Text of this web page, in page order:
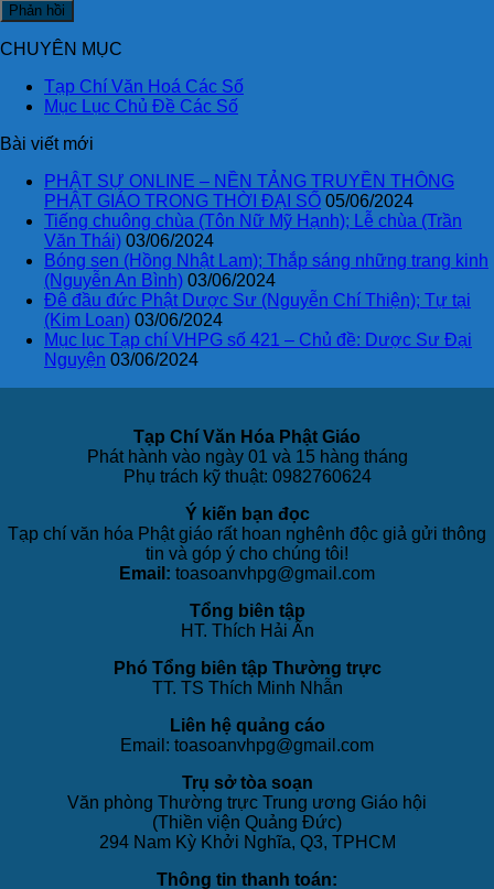
CHUYÊN MỤC
Tạp Chí Văn Hoá Các Số
Mục Lục Chủ Đề Các Số
Bài viết mới
PHẬT SỰ ONLINE – NỀN TẢNG TRUYỀN THÔNG
PHẬT GIÁO TRONG THỜI ĐẠI SỐ 05/06/2024
Tiếng chuông chùa (Tôn Nữ Mỹ Hạnh); Lễ chùa (Trần
Văn Thái) 03/06/2024
Bóng sen (Hồng Nhật Lam); Thắp sáng những trang kinh
(Nguyễn An Bình) 03/06/2024
Đê đầu đức Phật Dược Sư (Nguyễn Chí Thiện); Tự tại
(Kim Loan) 03/06/2024
Mục lục Tạp chí VHPG số 421 – Chủ đề: Dược Sư Đại
Nguyện 03/06/2024
Tạp Chí Văn Hóa Phật Giáo
Phát hành vào ngày 01 và 15 hàng tháng
Phụ trách kỹ thuật: 0982760624
Ý kiến bạn đọc
Tạp chí văn hóa Phật giáo rất hoan nghênh độc giả gửi thông
tin và góp ý cho chúng tôi!
Email: toasoanvhpg@gmail.com
Tổng biên tập
HT. Thích Hải Ấn
Phó Tổng biên tập Thường trực
TT. TS Thích Minh Nhẫn
Liên hệ quảng cáo
Email: toasoanvhpg@gmail.com
Trụ sở tòa soạn
Văn phòng Thường trực Trung ương Giáo hội
(Thiền viện Quảng Đức)
294 Nam Kỳ Khởi Nghĩa, Q3, TPHCM
Thông tin thanh toán: